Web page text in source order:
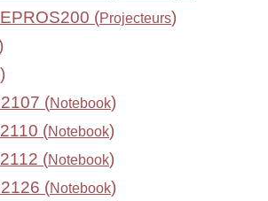
(Projecteurs)
)
(Notebook)
(Notebook)
(Notebook)
(Notebook)